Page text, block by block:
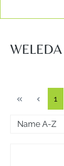
WELEDA
1